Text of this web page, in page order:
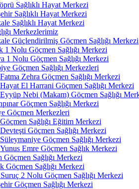
Sağlıklı Hayat Merkezi
Sağlıklı Hayat Merkezi
Sağlıklı Hayat Merkezi
Merkezlerimiz
Güçlendirilmiş Göçmen Sağlığı Merkezi
1 Nolu Göçmen Sağlığı Merkezi
1 Nolu Göçmen Sağlığı Merkezi
Göçmen Sağlığı Merkezleri
Fatma Zehra Göçmen Sağlığı Merkezi
Hayat El Harrani Göçmen Sağlığı Merkezi
Eyyüp Nebi (Makam) Göçmen Sağlığı
Göçmen Sağlığı Merkezi
Göçmen Merkezleri
Göçmen Sağlığı Eğitim Merkezi
Devteşti Göçmen Sağlığı Merkezi
Süleymaniye Göçmen Sağlığı Merkezi
Yunus Emre Göçmen Sağlık Merkezi
Göçmen Sağlığı Merkezi
Göçmen Sağlığı Merkezi
2 Nolu Göçmen Sağlığı Merkezi
Göçmen Sağlığı Merkezi